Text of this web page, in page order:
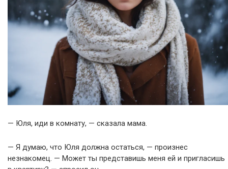
— Юля, иди в комнату, — сказала мама.
— Я думаю, что Юля должна остаться, — произнес
незнакомец. — Может ты представишь меня ей и пригласишь